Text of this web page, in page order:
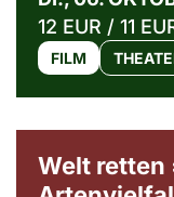
12 EUR / 11
FILM
Welt retten